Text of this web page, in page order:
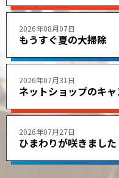
2026年08月07日
もうすぐ夏の大掃除
2026年07月31日
ネットショップのキ
2026年07月27日
ひまわりが咲きました